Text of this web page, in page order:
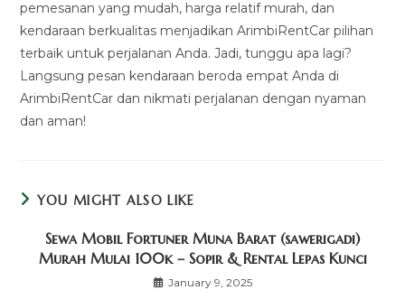
pemesanan yang mudah, harga relatif murah, dan
kendaraan berkualitas menjadikan ArimbiRentCar pilihan
terbaik untuk perjalanan Anda. Jadi, tunggu apa lagi?
Langsung pesan kendaraan beroda empat Anda di
ArimbiRentCar dan nikmati perjalanan dengan nyaman
dan aman!
YOU MIGHT ALSO LIKE
Sewa Mobil Fortuner Muna Barat (sawerigadi)
Murah Mulai 100k – Sopir & Rental Lepas Kunci
January 9, 2025